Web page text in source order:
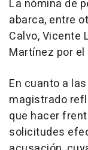
La nómina de
abarca, entre
Calvo, Vicente
Martínez por
En cuanto a
magistrado
que hacer
solicitudes